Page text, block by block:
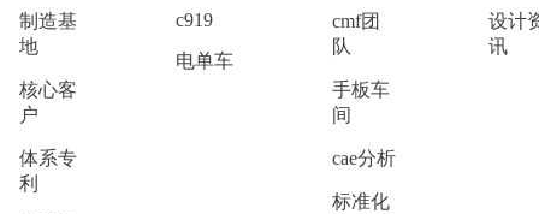
制造基
地
核心客
户
体系专
利
c919
电单车
cmf团
队
手板车
间
cae分析
标准化
设计
讯